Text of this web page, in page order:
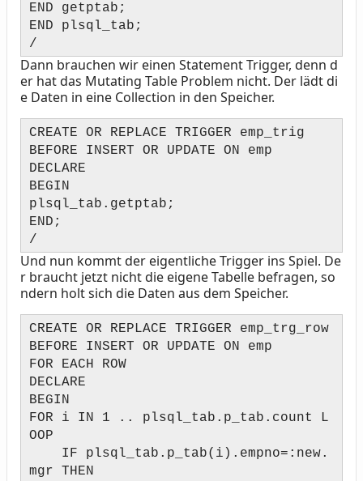
END getptab;
END plsql_tab;
/
Dann brauchen wir einen Statement Trigger, denn d
er hat das Mutating Table Problem nicht. Der lädt di
e Daten in eine Collection in den Speicher.
CREATE OR REPLACE TRIGGER emp_trig
BEFORE INSERT OR UPDATE ON emp
DECLARE
BEGIN
plsql_tab.getptab;
END;
/
Und nun kommt der eigentliche Trigger ins Spiel. De
r braucht jetzt nicht die eigene Tabelle befragen, so
ndern holt sich die Daten aus dem Speicher.
CREATE OR REPLACE TRIGGER emp_trg_row
BEFORE INSERT OR UPDATE ON emp
FOR EACH ROW
DECLARE
BEGIN
FOR i IN 1 .. plsql_tab.p_tab.count L
OOP
IF plsql_tab.p_tab(i).empno=:new.
mgr THEN